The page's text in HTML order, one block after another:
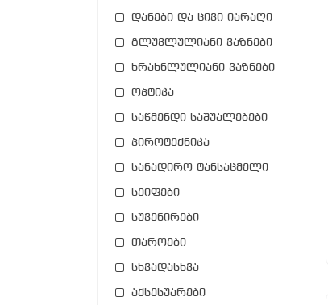
დანები და ცივი იარაღი
გლუვლულიანი ვაზნები
ხრახნლულიანი ვაზნები
ოპტიკა
საწმენდი საშუალებები
პიროტექნიკა
სანადირო ტანსაცმელი
სეიფები
სუვენირები
თაროები
სხვადასხვა
აქსესუარები